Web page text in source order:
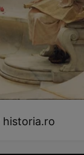
historia.ro